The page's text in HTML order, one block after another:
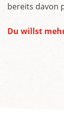
bereits davon
Du willst